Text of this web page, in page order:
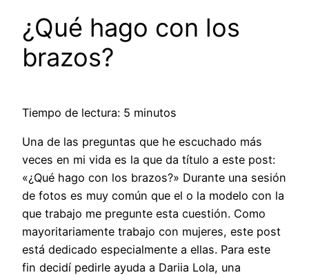
¿Qué hago con los
brazos?
Tiempo de lectura: 5 minutos
Una de las preguntas que he escuchado más
veces en mi vida es la que da título a este post:
«¿Qué hago con los brazos?» Durante una sesión
de fotos es muy común que el o la modelo con la
que trabajo me pregunte esta cuestión. Como
mayoritariamente trabajo con mujeres, este post
está dedicado especialmente a ellas. Para este
fin decidí pedirle ayuda a Dariia Lola, una